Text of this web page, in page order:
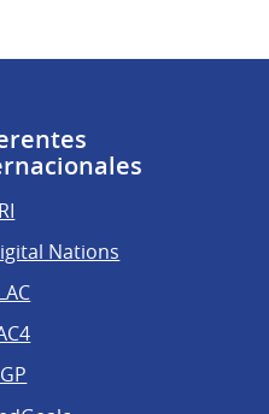
Nations